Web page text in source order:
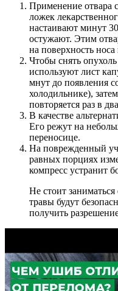
Применение отвара
ложек
настаивают минут
остужают. Этим
на поверхность
Чтобы снять
используют лист
мнут до появления
холодильнике),
повторяется раз в
В качестве
Его режут на
переносице.
На поврежденный
равных порциях
компресс устранит
Не стоит
травы будут
получить